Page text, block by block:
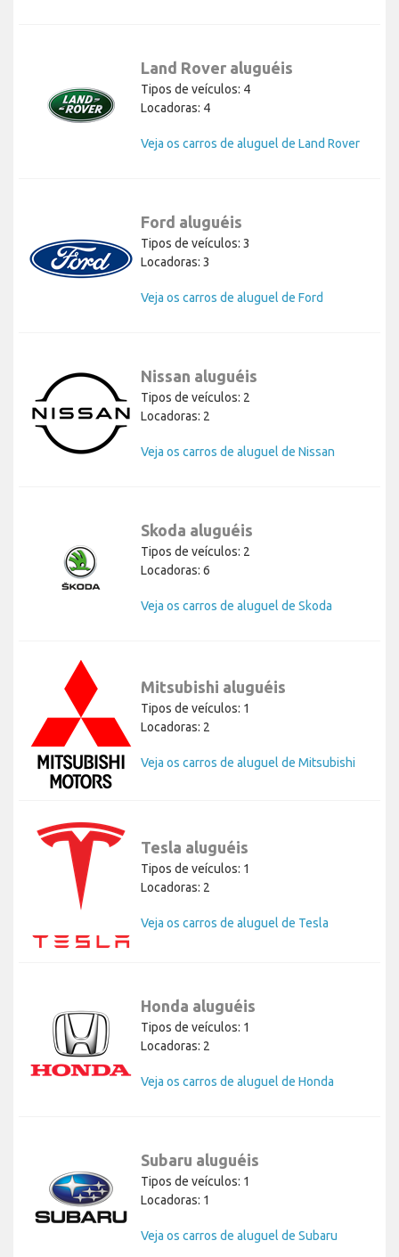
Land Rover aluguéis
Tipos de veículos: 4
Locadoras: 4
Veja os carros de aluguel de Land Rover
Ford aluguéis
Tipos de veículos: 3
Locadoras: 3
Veja os carros de aluguel de Ford
Nissan aluguéis
Tipos de veículos: 2
Locadoras: 2
Veja os carros de aluguel de Nissan
Skoda aluguéis
Tipos de veículos: 2
Locadoras: 6
Veja os carros de aluguel de Skoda
Mitsubishi aluguéis
Tipos de veículos: 1
Locadoras: 2
Veja os carros de aluguel de Mitsubishi
Tesla aluguéis
Tipos de veículos: 1
Locadoras: 2
Veja os carros de aluguel de Tesla
Honda aluguéis
Tipos de veículos: 1
Locadoras: 2
Veja os carros de aluguel de Honda
Subaru aluguéis
Tipos de veículos: 1
Locadoras: 1
Veja os carros de aluguel de Subaru